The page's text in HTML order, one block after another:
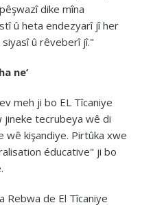
dike mîna
û heta endezyarî jî her
û rêveberî jî."
ne’
meh ji bo EL Tîcaniye
jineke tecrubeya wê di
kişandiye. Pirtûka xwe
éducative" ji bo
Rebwa de El Tîcaniye